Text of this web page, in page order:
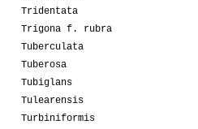
Tridentata
Trigona f. rubra
Tuberculata
Tuberosa
Tubiglans
Tulearensis
Turbiniformis